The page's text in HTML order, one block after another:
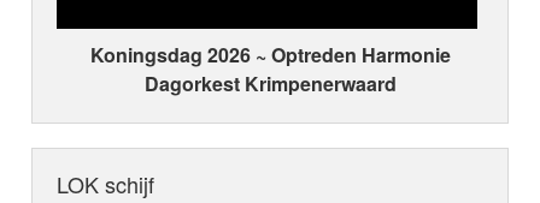
Koningsdag 2026 ~ Optreden Harmonie
Dagorkest Krimpenerwaard
LOK schijf